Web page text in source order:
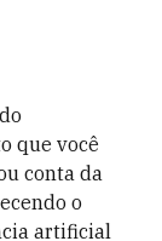
que você
conta da
o
artificial